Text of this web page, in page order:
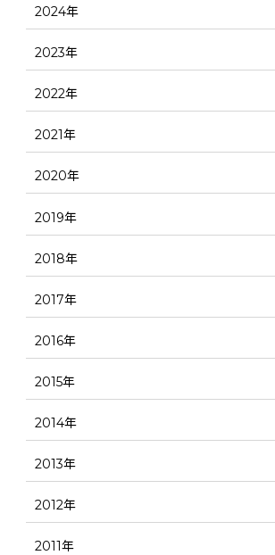
2024年
2023年
2022年
2021年
2020年
2019年
2018年
2017年
2016年
2015年
2014年
2013年
2012年
2011年